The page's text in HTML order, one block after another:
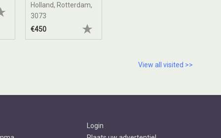
Holland, Rotterdam,
3073
€450
View all visited >>
Login